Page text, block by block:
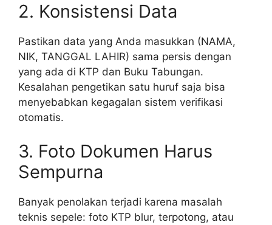
2. Konsistensi Data
Pastikan data yang Anda masukkan (NAMA,
NIK, TANGGAL LAHIR) sama persis dengan
yang ada di KTP dan Buku Tabungan.
Kesalahan pengetikan satu huruf saja bisa
menyebabkan kegagalan sistem verifikasi
otomatis.
3. Foto Dokumen Harus
Sempurna
Banyak penolakan terjadi karena masalah
teknis sepele: foto KTP blur, terpotong, atau